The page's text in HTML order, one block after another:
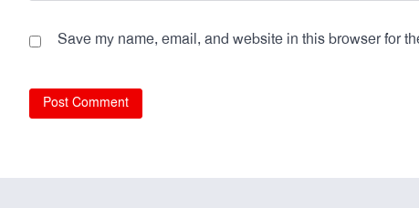
Save my name, email, and website in this browser for